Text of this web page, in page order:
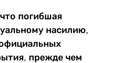
погибшая
насилию,
прежде чем